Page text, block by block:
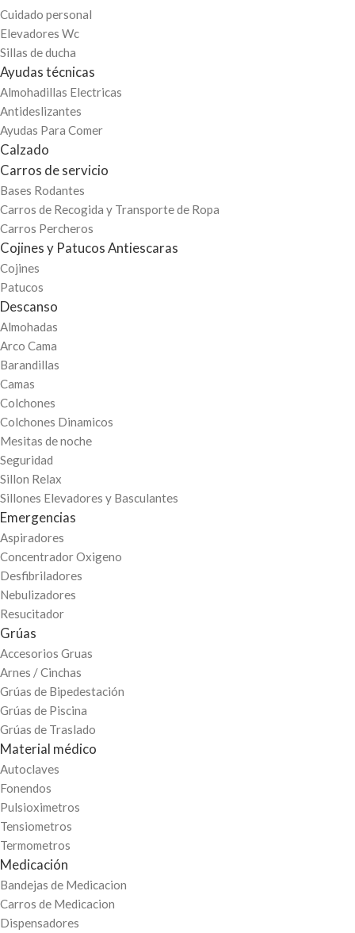
Cuidado personal
Elevadores Wc
Sillas de ducha
Ayudas técnicas
Almohadillas Electricas
Antideslizantes
Ayudas Para Comer
Calzado
Carros de servicio
Bases Rodantes
Carros de Recogida y Transporte de Ropa
Carros Percheros
Cojines y Patucos Antiescaras
Cojines
Patucos
Descanso
Almohadas
Arco Cama
Barandillas
Camas
Colchones
Colchones Dinamicos
Mesitas de noche
Seguridad
Sillon Relax
Sillones Elevadores y Basculantes
Emergencias
Aspiradores
Concentrador Oxigeno
Desfibriladores
Nebulizadores
Resucitador
Grúas
Accesorios Gruas
Arnes / Cinchas
Grúas de Bipedestación
Grúas de Piscina
Grúas de Traslado
Material médico
Autoclaves
Fonendos
Pulsioximetros
Tensiometros
Termometros
Medicación
Bandejas de Medicacion
Carros de Medicacion
Dispensadores